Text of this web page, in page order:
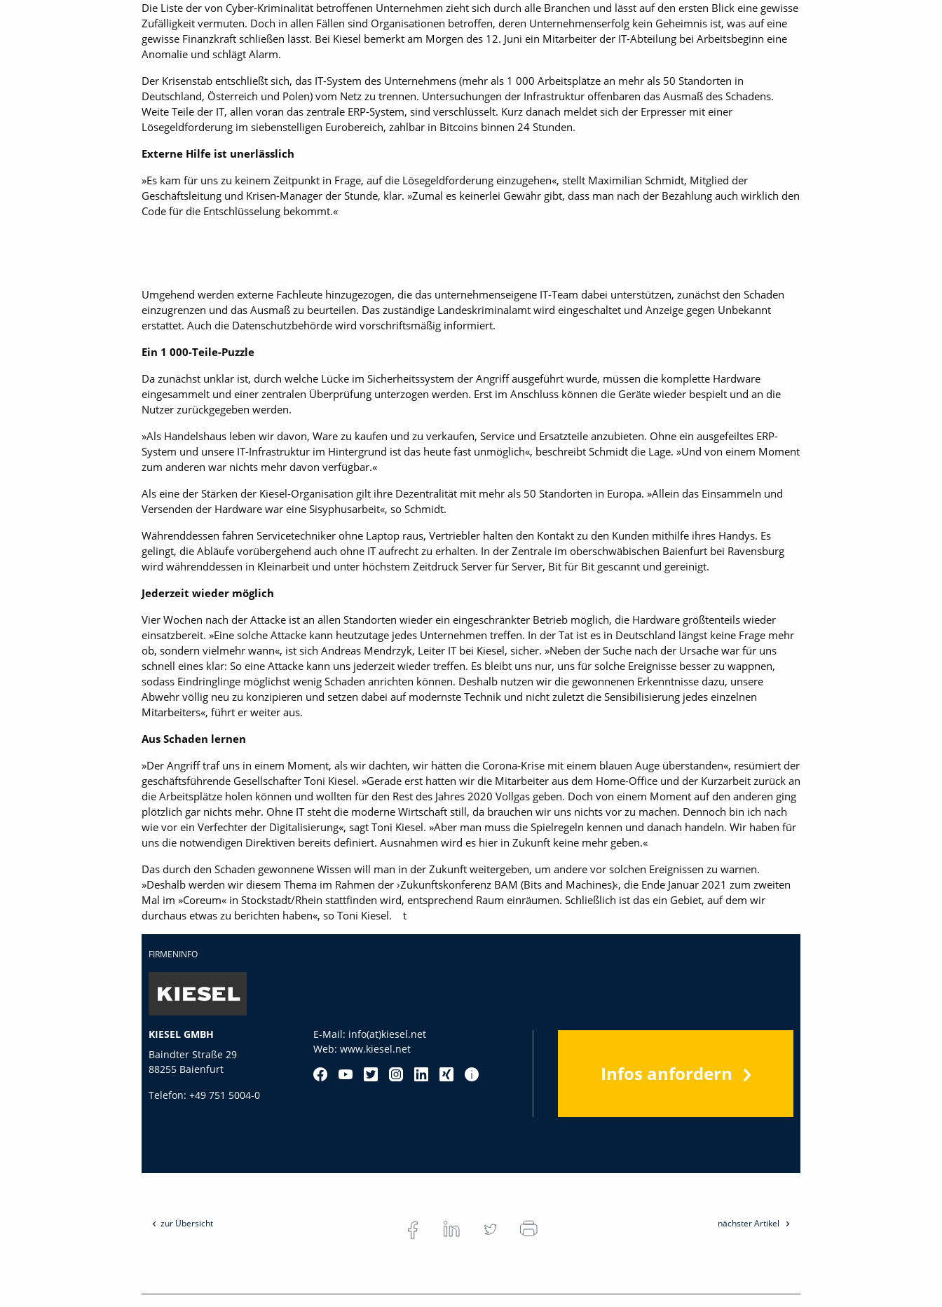
Die Liste der von Cyber-Kriminalität betroffenen Unternehmen zieht sich durch alle Branchen und lässt auf den ersten Blick eine gewisse
Zufälligkeit vermuten. Doch in allen Fällen sind Organisationen betroffen, deren Unternehmenserfolg kein Geheimnis ist, was auf eine
gewisse Finanzkraft schließen lässt. Bei Kiesel bemerkt am Morgen des 12. Juni ein Mitarbeiter der IT-Abteilung bei Arbeitsbeginn eine
Anomalie und schlägt Alarm.
Der Krisenstab entschließt sich, das IT-System des Unternehmens (mehr als 1 000 Arbeitsplätze an mehr als 50 Standorten in
Deutschland, Österreich und Polen) vom Netz zu trennen. Untersuchungen der Infrastruktur offenbaren das Ausmaß des Schadens.
Weite Teile der IT, allen voran das zentrale ERP-System, sind verschlüsselt. Kurz danach meldet sich der Erpresser mit einer
Lösegeldforderung im siebenstelligen Eurobereich, zahlbar in Bitcoins binnen 24 Stunden.
Externe Hilfe ist unerlässlich
»Es kam für uns zu keinem Zeitpunkt in Frage, auf die Lösegeldforderung einzugehen«, stellt Maximilian Schmidt, Mitglied der
Geschäftsleitung und Krisen-Manager der Stunde, klar. »Zumal es keinerlei Gewähr gibt, dass man nach der Bezahlung auch wirklich den
Code für die Entschlüsselung bekommt.«
Umgehend werden externe Fachleute hinzugezogen, die das unternehmenseigene IT-Team dabei unterstützen, zunächst den Schaden
einzugrenzen und das Ausmaß zu beurteilen. Das zuständige Landeskriminalamt wird eingeschaltet und Anzeige gegen Unbekannt
erstattet. Auch die Datenschutzbehörde wird vorschriftsmäßig informiert.
Ein 1 000-Teile-Puzzle
Da zunächst unklar ist, durch welche Lücke im Sicherheitssystem der Angriff ausgeführt wurde, müssen die komplette Hard­ware
eingesammelt und einer zentralen Überprüfung unterzogen werden. Erst im Anschluss können die Geräte wieder bespielt und an die
Nutzer zurückgegeben werden.
»Als Handelshaus leben wir davon, Ware zu kaufen und zu verkaufen, Service und Ersatzteile anzubieten. Ohne ein ausgefeiltes ERP-
System und unsere IT-Infrastruktur im Hintergrund ist das heute fast unmöglich«, beschreibt Schmidt die Lage. »Und von einem Moment
zum anderen war nichts mehr davon verfügbar.«
Als eine der Stärken der Kiesel-Organisation gilt ihre Dezentralität mit mehr als 50 Standorten in Europa. »Allein das Einsammeln und
Versenden der Hard­ware war eine Sisyphusarbeit«, so Schmidt.
Währenddessen fahren Servicetechniker ohne Laptop raus, Vertriebler halten den Kontakt zu den Kunden mithilfe ihres Handys. Es
gelingt, die Abläufe vorübergehend auch ohne IT aufrecht zu erhalten. In der Zentrale im oberschwäbischen Baienfurt bei Ravensburg
wird währenddessen in Kleinarbeit und unter höchstem Zeitdruck Server für Server, Bit für Bit gescannt und gereinigt.
Jederzeit wieder möglich
Vier Wochen nach der Attacke ist an allen Standorten wieder ein eingeschränkter Betrieb möglich, die Hardware größtenteils wieder
einsatzbereit. »Eine solche Attacke kann heutzutage jedes Unternehmen treffen. In der Tat ist es in Deutschland längst keine Frage mehr
ob, sondern vielmehr wann«, ist sich Andreas Mendrzyk, Leiter IT bei Kiesel, sicher. »Neben der Suche nach der Ursache war für uns
schnell eines klar: So eine Attacke kann uns jederzeit wieder treffen. Es bleibt uns nur, uns für solche Ereignisse besser zu wappnen,
sodass Eindringlinge möglichst wenig Schaden anrichten können. Deshalb nutzen wir die gewonnenen Erkenntnisse dazu, unsere
Abwehr völlig neu zu konzipieren und setzen dabei auf modernste Technik und nicht zuletzt die Sensibilisierung jedes einzelnen
Mitarbeiters«, führt er weiter aus.
Aus Schaden lernen
»Der Angriff traf uns in einem Moment, als wir dachten, wir hätten die Corona-Krise mit einem blauen Auge überstanden«, resümiert der
geschäftsführende Gesellschafter Toni Kiesel. »Gerade erst hatten wir die Mitarbeiter aus dem Home-Office und der Kurzarbeit zurück an
die Arbeitsplätze holen können und wollten für den Rest des Jahres 2020 Vollgas geben. Doch von einem Moment auf den anderen ging
plötzlich gar nichts mehr. Ohne IT steht die moderne Wirtschaft still, da brauchen wir uns nichts vor zu machen. Dennoch bin ich nach
wie vor ein Verfechter der Digitalisierung«, sagt Toni Kiesel. »Aber man muss die Spielregeln kennen und danach handeln. Wir haben für
uns die notwendigen Direktiven bereits definiert. Ausnahmen wird es hier in Zukunft keine mehr geben.«
Das durch den Schaden gewonnene Wissen will man in der Zukunft weitergeben, um andere vor solchen Ereignissen zu warnen.
»Deshalb werden wir diesem Thema im Rahmen der ›Zukunftskonferenz BAM (Bits and Machines)‹, die Ende Januar 2021 zum zweiten
Mal im »Coreum« in Stockstadt/Rhein stattfinden wird, entsprechend Raum einräumen. Schließlich ist das ein Gebiet, auf dem wir
durchaus etwas zu berichten haben«, so Toni Kiesel. t
FIRMENINFO
KIESEL GMBH
Baindter Straße 29
88255 Baienfurt
Telefon: +49 751 5004-0
E-Mail: info(at)kiesel.net
Web: www.kiesel.net
Infos anfordern
zur Übersicht nächster Artikel